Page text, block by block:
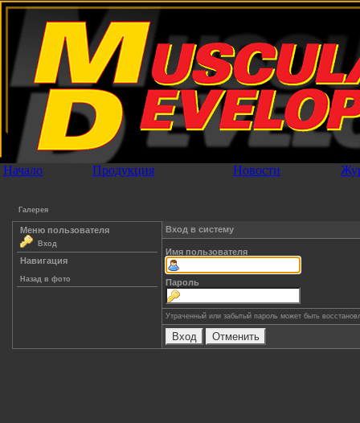
Начало Продукция Новости
Галерея
Меню пользователя
Вход
Навигация
Назад в фото
Вход в систему
Имя пользователя
Пароль
Утраченный или забытый пароль может быть